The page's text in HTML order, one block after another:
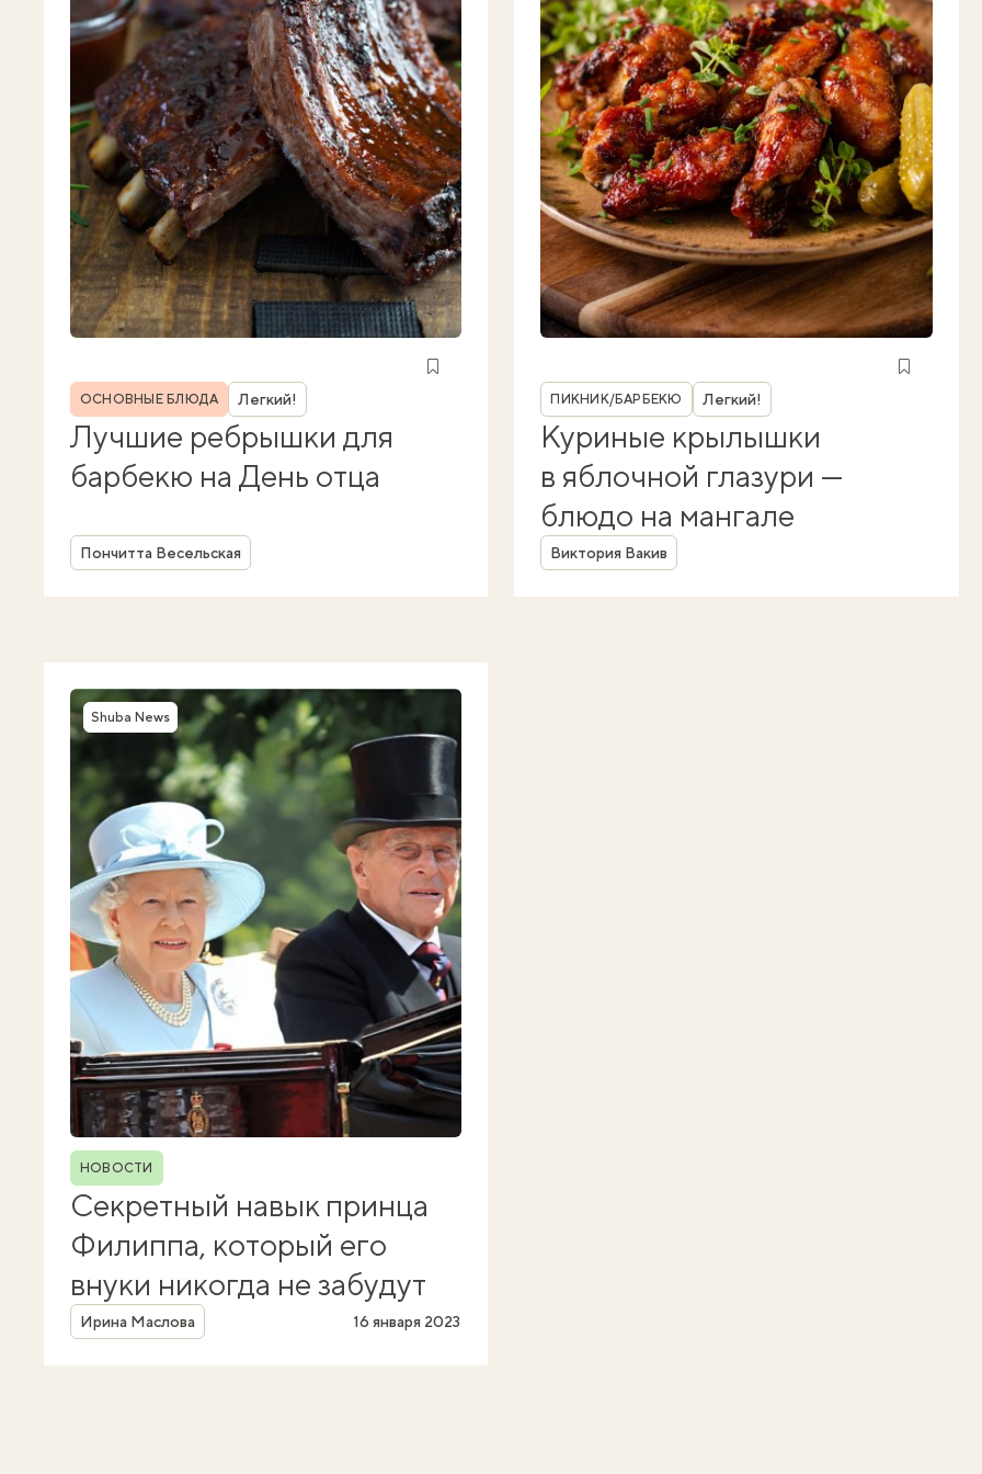
Рубрика
ОСНОВНЫЕ БЛЮДА Легкий!
Лучшие ребрышки для
барбекю на День отца
Автор
Пончитта Весельская
Рубрика
ПИКНИК/БАРБЕКЮ Легкий!
Куриные крылышки
в яблочной глазури —
блюдо на мангале
Автор
Виктория Вакив
Shuba News
Рубрика
НОВОСТИ
Секретный навык принца
Филиппа, который его
внуки никогда не забудут
Автор
Ирина Маслова 16 января 2023